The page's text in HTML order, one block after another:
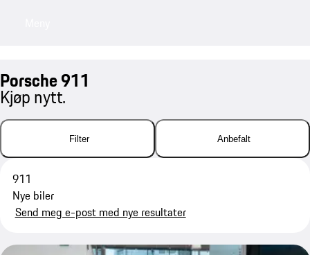
Porsche 911
Kjøp nytt.
Filter Anbefalt
911
Nye biler
Send meg e-post med nye resultater